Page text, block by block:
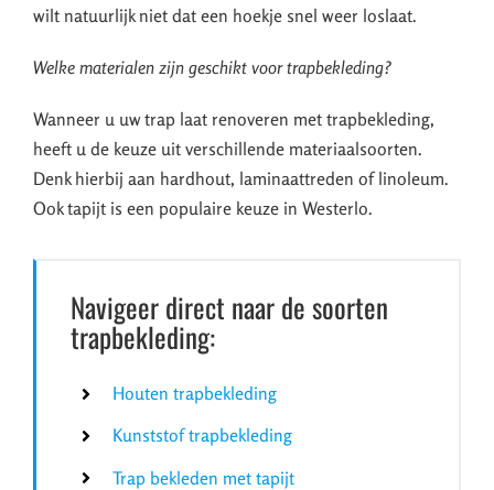
wilt natuurlijk niet dat een hoekje snel weer loslaat.
Welke materialen zijn geschikt voor trapbekleding?
Wanneer u uw trap laat renoveren met trapbekleding,
heeft u de keuze uit verschillende materiaalsoorten.
Denk hierbij aan hardhout, laminaattreden of linoleum.
Ook tapijt is een populaire keuze in Westerlo.
Navigeer direct naar de soorten
trapbekleding:
Houten trapbekleding
Kunststof trapbekleding
Trap bekleden met tapijt